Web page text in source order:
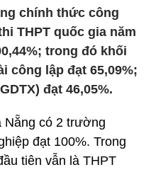
chính thức công
THPT quốc gia năm
trong đó khối
công lập đạt 65,09%;
đạt 46,05%.
Nẵng có 2 trường
đạt 100%. Trong
tiên vẫn là THPT